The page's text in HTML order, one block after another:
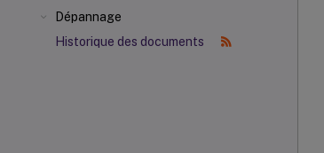
Dépannage
Historique des documents